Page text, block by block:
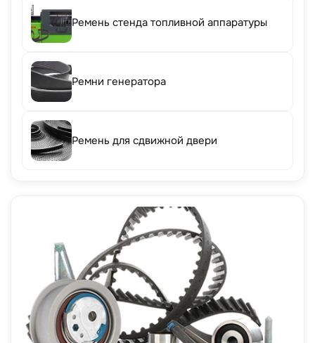
Ремень стенда топливной аппаратуры
Ремни генератора
Ремень для сдвижной двери